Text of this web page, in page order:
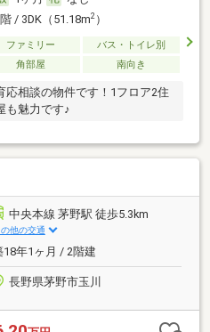
/ 3DK（51.18m2）
ファミリー
バス・トイレ別
角部屋 南向き
応相談の物件です！1フロア2住
も魅力です♪
中央本線 茅野駅 徒歩5.3km
の他の交通
18年1ヶ月 / 2階建
長野県茅野市玉川